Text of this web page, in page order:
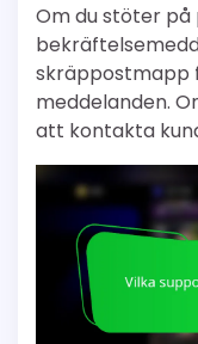
Om du stöter
skräppostmapp
meddelanden.
att kontakta